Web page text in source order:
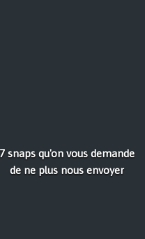
7 snaps qu'on vous demande
de ne plus nous envoyer